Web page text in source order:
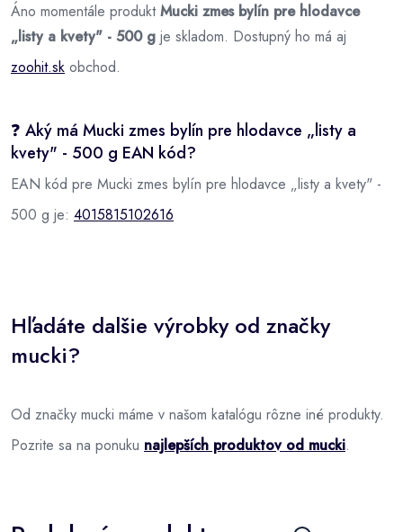
Áno momentále produktMucki zmes bylín pre hlodavce
„listy a kvety" - 500 g je skladom. Dostupný ho má aj
zoohit.sk obchod.
❓ Aký má Mucki zmes bylín pre hlodavce „listy a
kvety" - 500 g EAN kód?
EAN kód pre Mucki zmes bylín pre hlodavce „listy a kvety" -
500 g je: 4015815102616
Hľadáte dalšie výrobky od značky
mucki?
Od značky mucki máme v našom katalógu rôzne iné produkty.
Pozrite sa na ponuku najlepších produktov od mucki.